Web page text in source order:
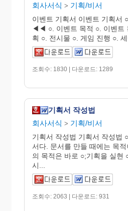
회사서식 > 기획/비서
이벤트 기획서 이벤트 기획
◀◀ ○. 이벤트 목적 ○. 이벤트
획 ○. 전시물 ○. 게임 진행 ○. 세
조회수: 1830 | 다운로드: 1289
기획서 작성법
회사서식 > 기획/비서
기획서 작성법 기획서 작성법
서다. 문서를 만들 때에는 목
의 목적은 바로 ○;기획을 실현
시...
조회수: 2063 | 다운로드: 931